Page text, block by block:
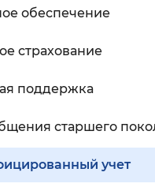
обеспечение
страхование
поддержка
старшего
учет